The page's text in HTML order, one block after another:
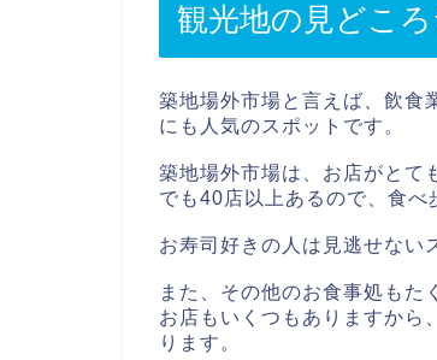
観光地の見どこ
築地場外市場と言えば、飲食
にも人気のスポットです。
築地場外市場は、お店がとて
でも40店以上あるので、食べ
お寿司好きの人は見逃せない
また、その他のお食事処もた
お店もいくつもありますから
ります。